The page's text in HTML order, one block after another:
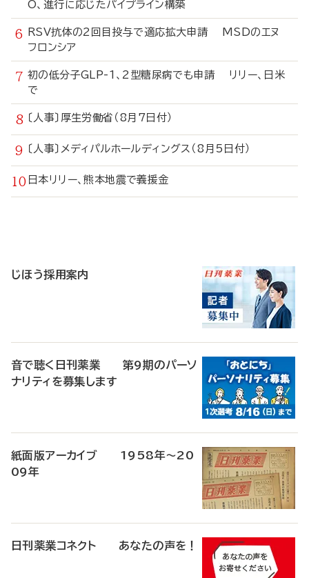
O、進行に応じたパイプライン構築
RSV抗体の2回目投与で適応拡大申請 MSDのエヌ
フロンシア
初の低分子GLP-1、2型糖尿病でも申請 リリー、日米
で
〔人事〕厚生労働省（8月7日付）
〔人事〕メディパルホールディングス（8月5日付）
日本リリー、熊本地震で義援金
じほう採用案内
音で聴く日刊薬業 第9期のパーソ
ナリティを募集します
紙面版アーカイブ 1958年～20
09年
日刊薬業コネクト あなたの声を！